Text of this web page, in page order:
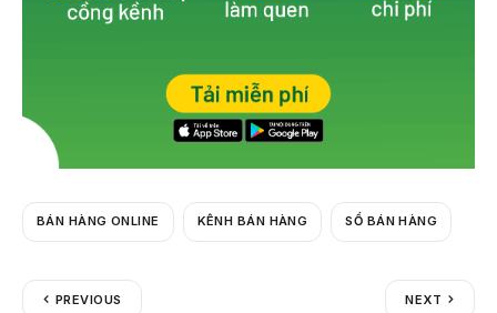
BÁN HÀNG ONLINE KÊNH BÁN HÀNG SỔ BÁN HÀNG
PREVIOUS NEXT